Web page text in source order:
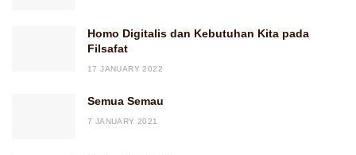
Homo Digitalis dan Kebutuhan Kita pada
Filsafat
17 JANUARY 2022
Semua Semau
7 JANUARY 2021